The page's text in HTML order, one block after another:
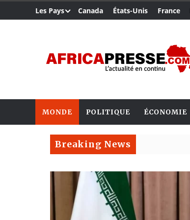
Les Pays Canada États-Unis France
MONDE POLITIQUE ÉCONOMIE
Breaking News